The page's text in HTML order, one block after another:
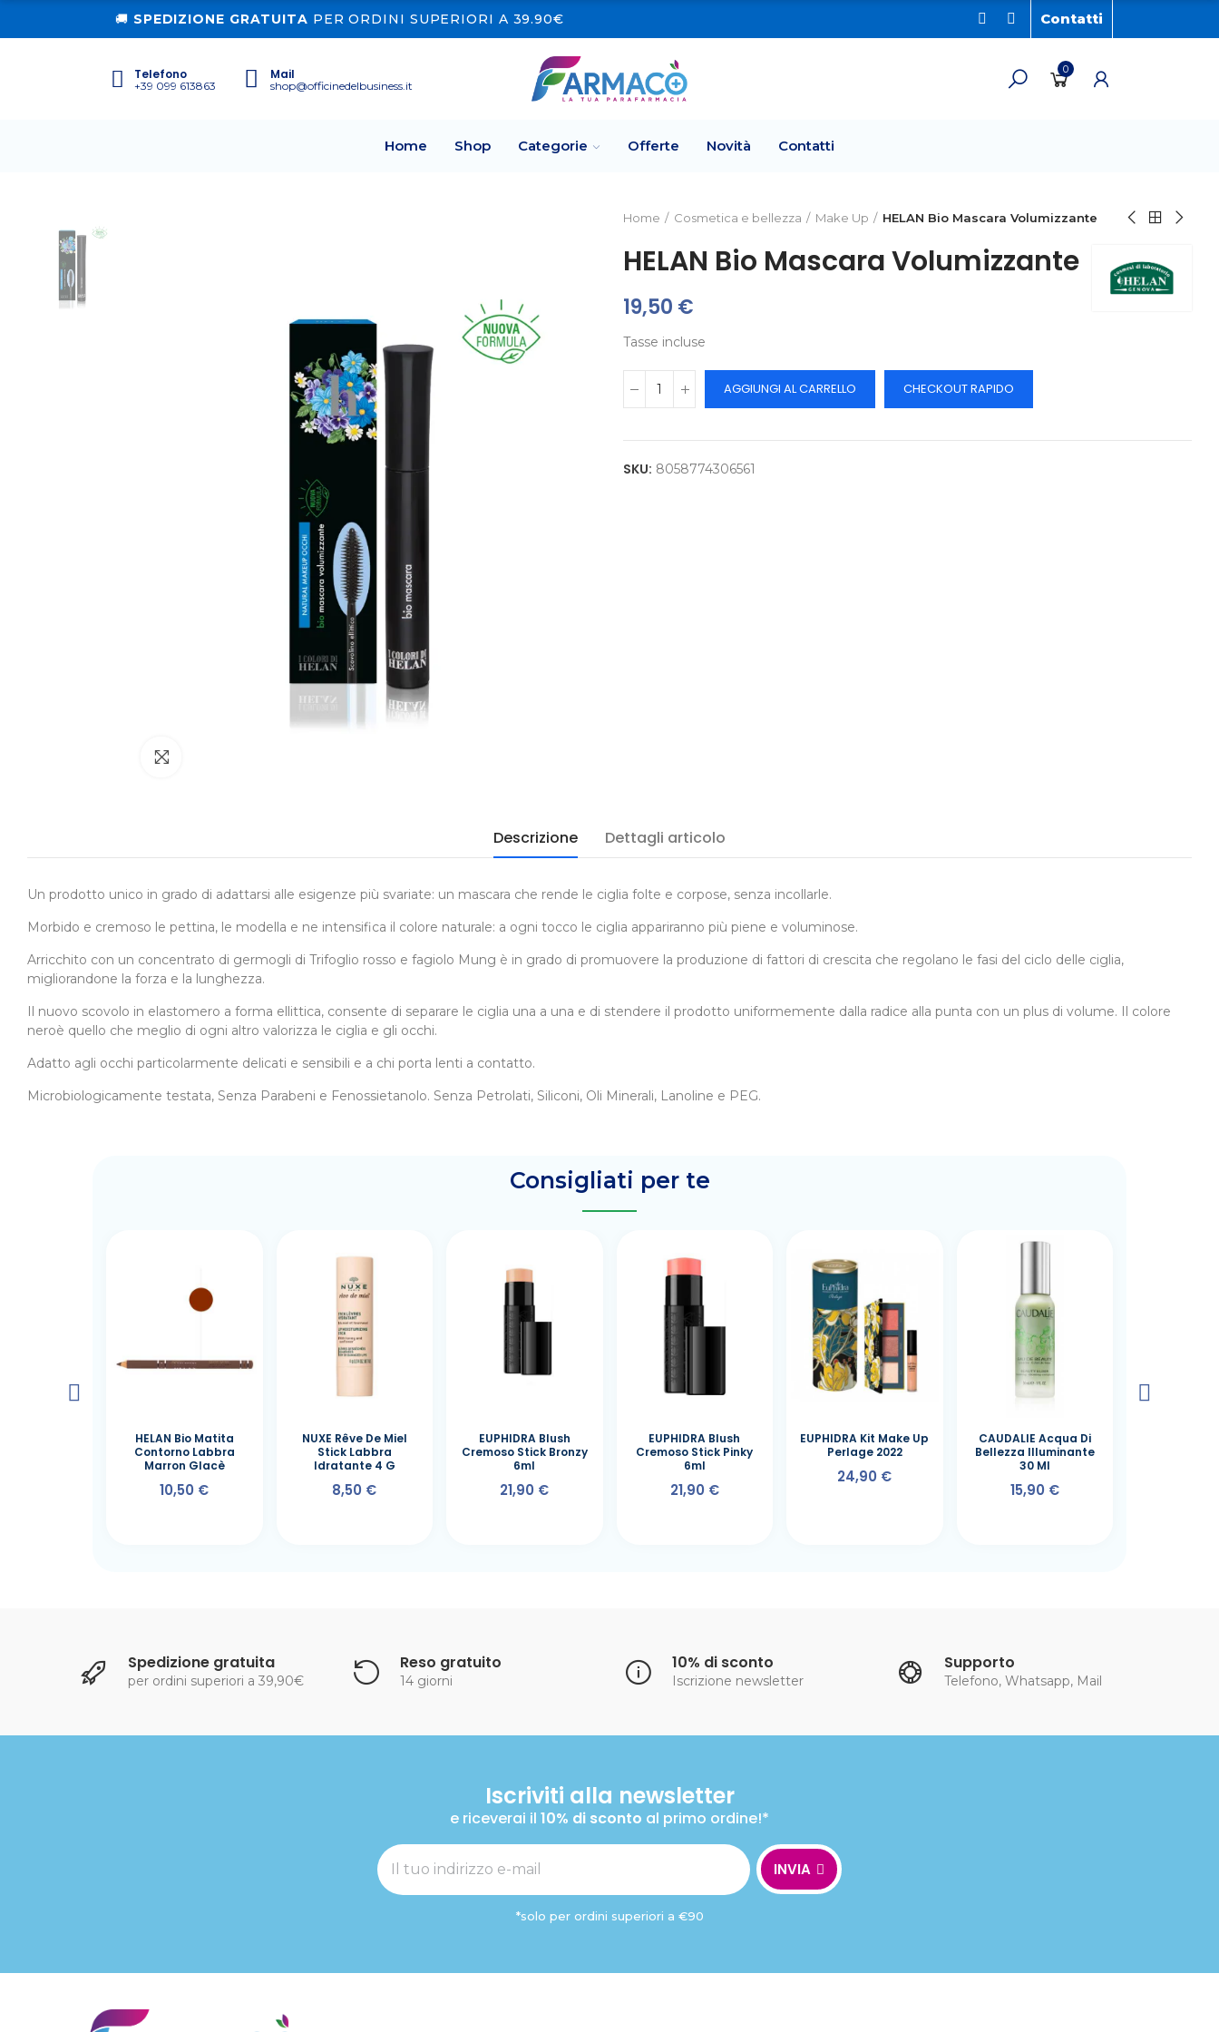
🚚 SPEDIZIONE GRATUITA PER ORDINI SUPERIORI A 39.90€ Contatti
Telefono
+39 099 613863
Mail
shop@officinedelbusiness.it
0
Home Shop Categorie Offerte Novità Contatti
Home Cosmetica e bellezza Make Up HELAN Bio Mascara Volumizzante
HELAN Bio Mascara Volumizzante
19,50 €
Tasse incluse
AGGIUNGI AL CARRELLO CHECKOUT RAPIDO
SKU: 8058774306561
Descrizione Dettagli articolo
Un prodotto unico in grado di adattarsi alle esigenze più svariate: un mascara che rende le ciglia folte e corpose, senza incollarle.
Morbido e cremoso le pettina, le modella e ne intensifica il colore naturale: a ogni tocco le ciglia appariranno più piene e voluminose.
Arricchito con un concentrato di germogli di Trifoglio rosso e fagiolo Mung è in grado di promuovere la produzione di fattori di crescita che regolano le fasi del ciclo delle ciglia,
migliorandone la forza e la lunghezza.
Il nuovo scovolo in elastomero a forma ellittica, consente di separare le ciglia una a una e di stendere il prodotto uniformemente dalla radice alla punta con un plus di volume. Il colore
neroè quello che meglio di ogni altro valorizza le ciglia e gli occhi.
Adatto agli occhi particolarmente delicati e sensibili e a chi porta lenti a contatto.
Microbiologicamente testata, Senza Parabeni e Fenossietanolo. Senza Petrolati, Siliconi, Oli Minerali, Lanoline e PEG.
Consigliati per te
HELAN Bio Matita
Contorno Labbra
Marron Glacè
10,50 €
NUXE Rêve De Miel
Stick Labbra
Idratante 4 G
8,50 €
EUPHIDRA Blush
Cremoso Stick Bronzy
6ml
21,90 €
EUPHIDRA Blush
Cremoso Stick Pinky
6ml
21,90 €
EUPHIDRA Kit Make Up
Perlage 2022
24,90 €
CAUDALIE Acqua Di
Bellezza Illuminante
30 Ml
15,90 €
Spedizione gratuita
per ordini superiori a 39,90€
Reso gratuito
14 giorni
10% di sconto
Iscrizione newsletter
Supporto
Telefono, Whatsapp, Mail
Iscriviti alla newsletter
e riceverai il 10% di sconto al primo ordine!*
INVIA
*solo per ordini superiori a €90